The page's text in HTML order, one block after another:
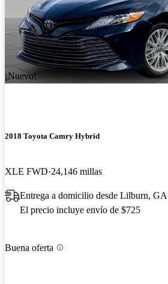
¡Nuevo!
2018 Toyota Camry Hybrid
XLE FWD 24,146 millas
Entrega a domicilio desde Lilburn, GA
El precio incluye envío de $725
Buena oferta